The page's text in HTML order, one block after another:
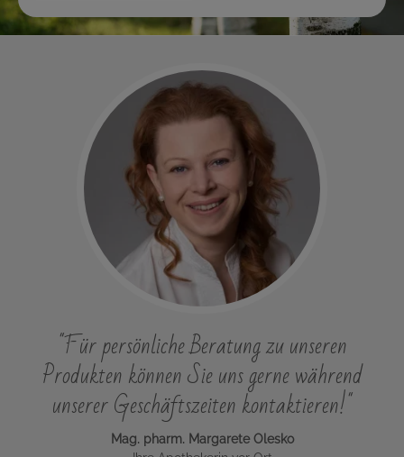
"Für persönliche Beratung zu unseren
Produkten können Sie uns gerne während
unserer Geschäftszeiten kontaktieren!"
Mag. pharm. Margarete Olesko